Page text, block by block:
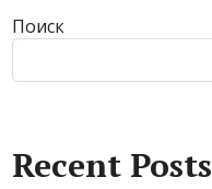
Поиск
Recent Posts